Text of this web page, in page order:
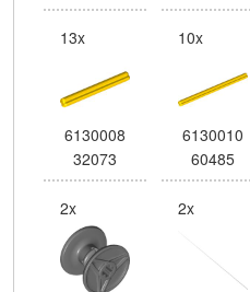
13x
6130008
32073
10x
6130010
60485
2x 2x